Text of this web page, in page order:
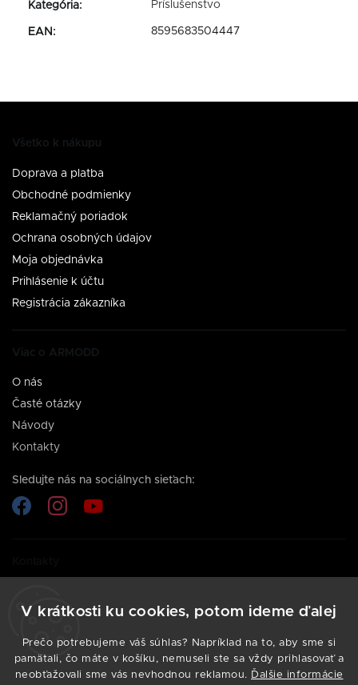
V krátkosti ku cookies, potom ideme ďalej
Prečo potrebujeme váš súhlas? Napríklad na to, aby sme si
pamätali, čo máte v košíku, nemuseli ste sa vždy prihlasovať a
neobťažovali sme vás nevhodnou reklamou. Ďalšie informácie
Kategória: Príslušenstvo
EAN : 8595683504447
Všetko k nákupu
Doprava a platba
Obchodné podmienky
Reklamačný poriadok
Ochrana osobných údajov
Moja objednávka
Prihlásenie k účtu
Registrácia zákazníka
Viac o ARMODD
O nás
Časté otázky
Návody
Kontakty
Sledujte nás na sociálnych sieťach:
Kontaktujte nás, sme tu pre vás.